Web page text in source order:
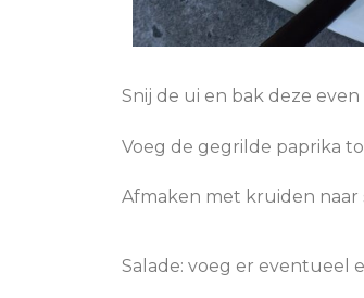
Snij de ui en bak deze
Voeg de gegrilde paprika
Afmaken met kruiden naar
Salade: voeg er eventueel